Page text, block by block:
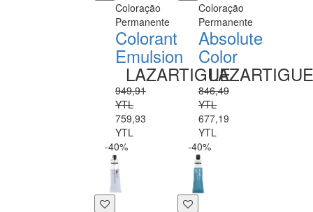
Coloração
Permanente
Colorant
Emulsion
LAZARTIGUE
949,91
YTL
759,93
YTL
Coloração
Permanente
Absolute
Color
LAZARTIGUE
846,49
YTL
677,19
YTL
-40%
-40%